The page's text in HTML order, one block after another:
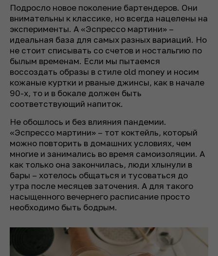
Подросло новое поколение бартендеров. Они
внимательны к классике, но всегда нацелены на
эксперименты. А «Эспрессо мартини» –
идеальная база для самых разных вариаций. Но
не стоит списывать со счетов и ностальгию по
былым временам. Если мы пытаемся
воссоздать образы в стиле old money и носим
кожаные куртки и рваные джинсы, как в начале
90-х, то и в бокале должен быть
соответствующий напиток.
Не обошлось и без влияния пандемии.
«Эспрессо мартини» – тот коктейль, который
можно повторить в домашних условиях, чем
многие и занимались во время самоизоляции. А
как только она закончилась, люди хлынули в
бары – хотелось общаться и тусоваться до
утра после месяцев заточения. А для такого
насыщенного вечернего расписание просто
необходимо быть бодрым.